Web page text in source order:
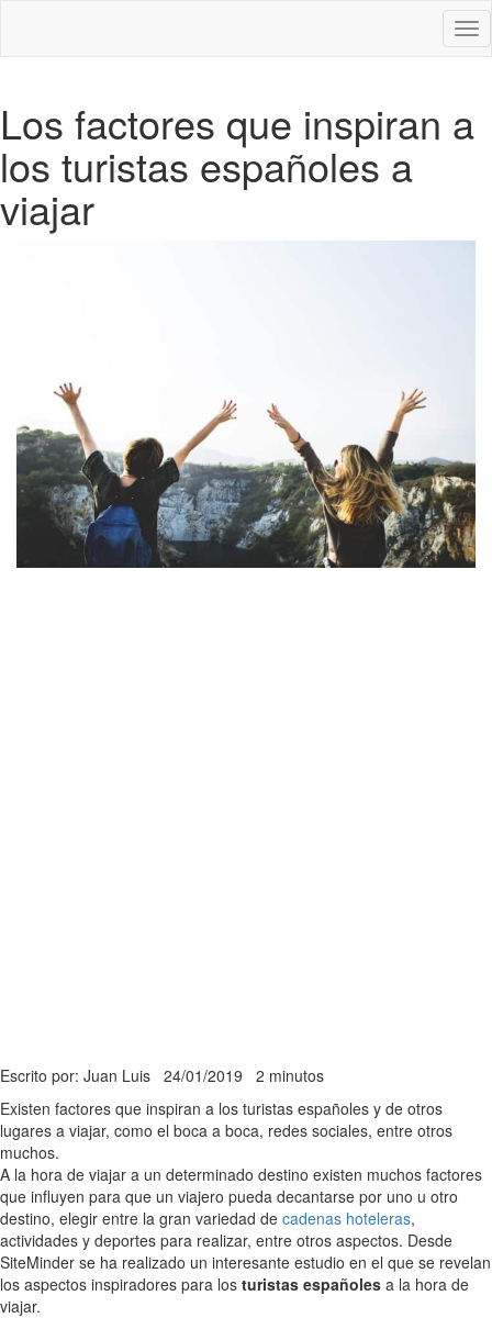
Los factores que inspiran a
los turistas españoles a
viajar
Escrito por: Juan Luis 24/01/2019 2 minutos
Existen factores que inspiran a los turistas españoles y de otros
lugares a viajar, como el boca a boca, redes sociales, entre otros
muchos.
A la hora de viajar a un determinado destino existen muchos factores
que influyen para que un viajero pueda decantarse por uno u otro
destino, elegir entre la gran variedad de cadenas hoteleras,
actividades y deportes para realizar, entre otros aspectos. Desde
SiteMinder se ha realizado un interesante estudio en el que se revelan
los aspectos inspiradores para los turistas españoles a la hora de
viajar.